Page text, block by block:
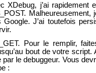
XDebug, j’ai rapidement
Malheureusement,
J’ai toutefois
Pour le remplir,
bout de votre script.
par le debuggeur. Vous
: